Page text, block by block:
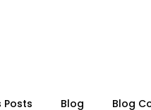
Posts Blog Blog